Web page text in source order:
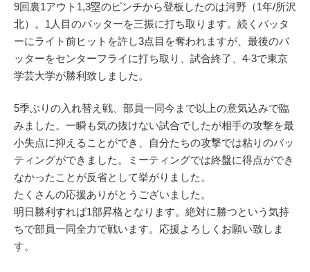
9回裏1アウト1,3塁のピンチから登板したのは河野（1年/所沢
北）。1人目のバッターを三振に打ち取ります。続くバッタ
ーにライト前ヒットを許し3点目を奪われますが、最後のバ
ッターをセンターフライに打ち取り、試合終了、4-3で東京
学芸大学が勝利致しました。
5季ぶりの入れ替え戦、部員一同今まで以上の意気込みで臨
みました。一瞬も気の抜けない試合でしたが相手の攻撃を最
小失点に抑えることができ、自分たちの攻撃では粘りのバッ
ティングができました。ミーティングでは終盤に得点ができ
なかったことが反省として挙がりました。
たくさんの応援ありがとうございました。
明日勝利すれば1部昇格となります。絶対に勝つという気持
ちで部員一同全力で戦います。応援よろしくお願い致しま
す。